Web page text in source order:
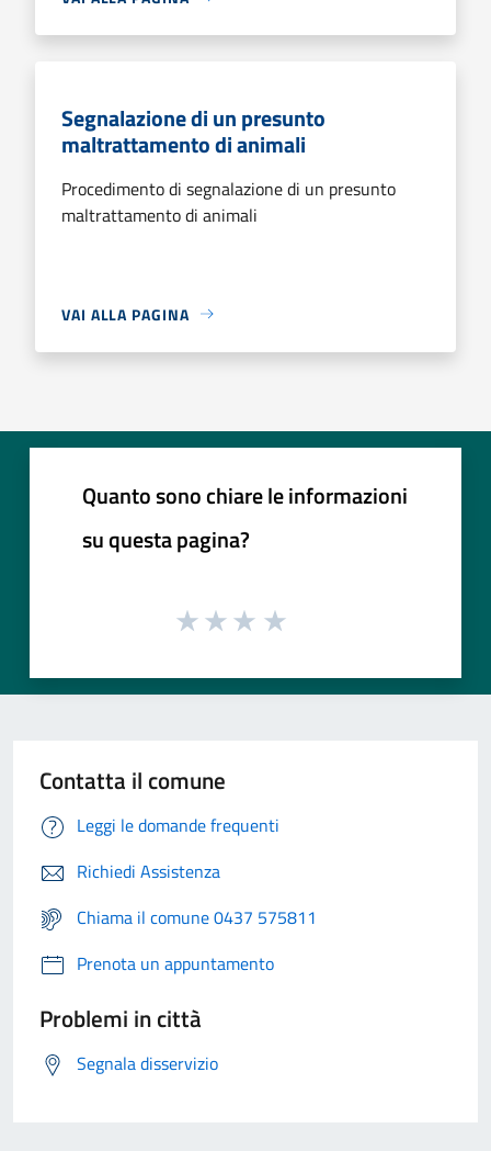
Segnalazione di un presunto
maltrattamento di animali
Procedimento di segnalazione di un presunto
maltrattamento di animali
VAI ALLA PAGINA
Quanto sono chiare le informazioni
su questa pagina?
Contatta il comune
Leggi le domande frequenti
Richiedi Assistenza
Chiama il comune 0437 575811
Prenota un appuntamento
Problemi in città
Segnala disservizio